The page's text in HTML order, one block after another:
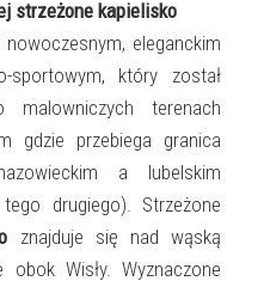
nowoczesnym, eleganckim
sportowym, który został
malowniczych terenach
gdzie przebiega granica
a lubelskim
drugiego). Strzeżone
znajduje się nad wąską
obok Wisły. Wyznaczone